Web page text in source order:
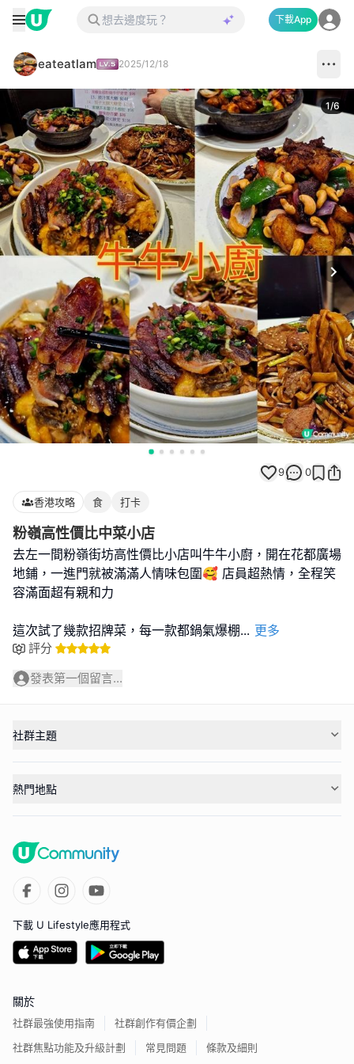
下載App
eateatlam 2025/12/18
1/6
9 0
香港攻略 食 打卡
粉嶺高性價比中菜小店
去左一間粉嶺街坊高性價比小店叫牛牛小廚，開在花都廣場
地鋪，一進門就被滿滿人情味包圍🥰 店員超熱情，全程笑
容滿面超有親和力
這次試了幾款招牌菜，每一款都鍋氣爆棚... 更多
評分
發表第一個留言...
社群主題
熱門地點
下載 U Lifestyle應用程式
關於
社群最強使用指南
社群創作有價企劃
社群焦點功能及升級計劃
常見問題 條款及細則